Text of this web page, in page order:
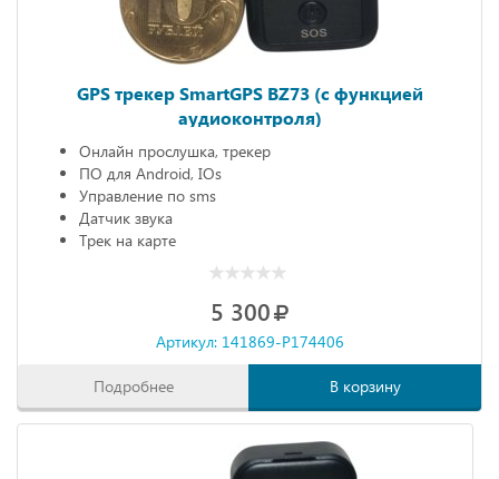
GPS трекер SmartGPS BZ73 (с функцией
аудиоконтроля)
Онлайн прослушка, трекер
ПО для Android, IOs
Управление по sms
Датчик звука
Трек на карте
5 300
Артикул: 141869-P174406
Подробнее В корзину